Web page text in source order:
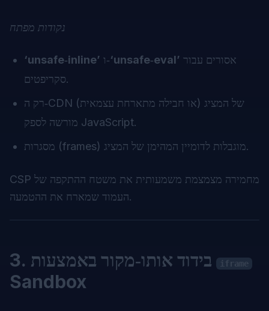
נקודות מפתח
‘unsafe‑inline’ ו‑‘unsafe‑eval’
סקריפטים.
רק ה‑CDN של המציג (או חבילה מתארחת עצמאית)
מורשה לספק JavaScript.
מסגרות (frames) מוגבלות לדומיין המהימן של המציג.
CSP מחמירה מצמצמת משמעותית את משטח ההתקפה של
העמוד שמארח את ההטמעה.
iframe
Sandbox